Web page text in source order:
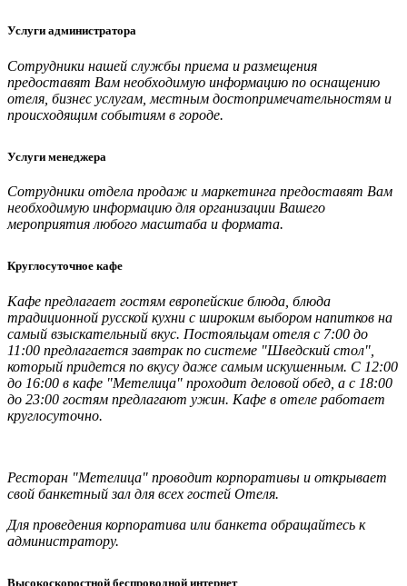
Услуги администратора
Сотрудники нашей службы приема и размещения
предоставят Вам необходимую информацию по оснащению
отеля, бизнес услугам, местным достопримечательностям и
происходящим событиям в городе.
Услуги менеджера
Сотрудники отдела продаж и маркетинга предоставят Вам
необходимую информацию для организации Вашего
мероприятия любого масштаба и формата.
Круглосуточное кафе
Кафе предлагает гостям европейские блюда, блюда
традиционной русской кухни с широким выбором напитков на
самый взыскательный вкус. Постояльцам отеля с 7:00 до
11:00 предлагается завтрак по системе "Шведский стол",
который придется по вкусу даже самым искушенным. С 12:00
до 16:00 в кафе "Метелица" проходит деловой обед, а с 18:00
до 23:00 гостям предлагают ужин. Кафе в отеле работает
круглосуточно.
Ресторан "Метелица" проводит корпоративы и открывает
свой банкетный зал для всех гостей Отеля.
Для проведения корпоратива или банкета обращайтесь к
администратору.
Высокоскоростной беспроводной интернет